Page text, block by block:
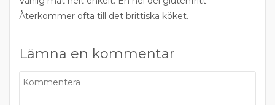
Återkommer ofta till det brittiska köket.
Lämna en kommentar